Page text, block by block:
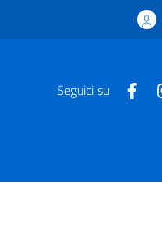
Seguici su